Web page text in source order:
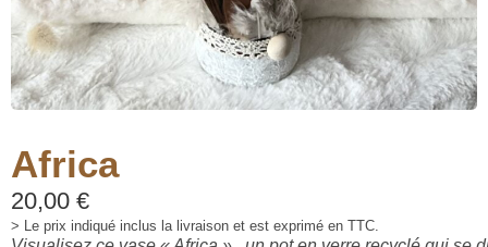
Africa
20,00 €
> Le prix indiqué inclus la livraison et est exprimé en TTC.